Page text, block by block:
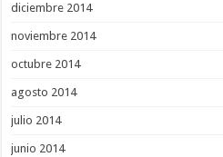
diciembre 2014
noviembre 2014
octubre 2014
agosto 2014
julio 2014
junio 2014